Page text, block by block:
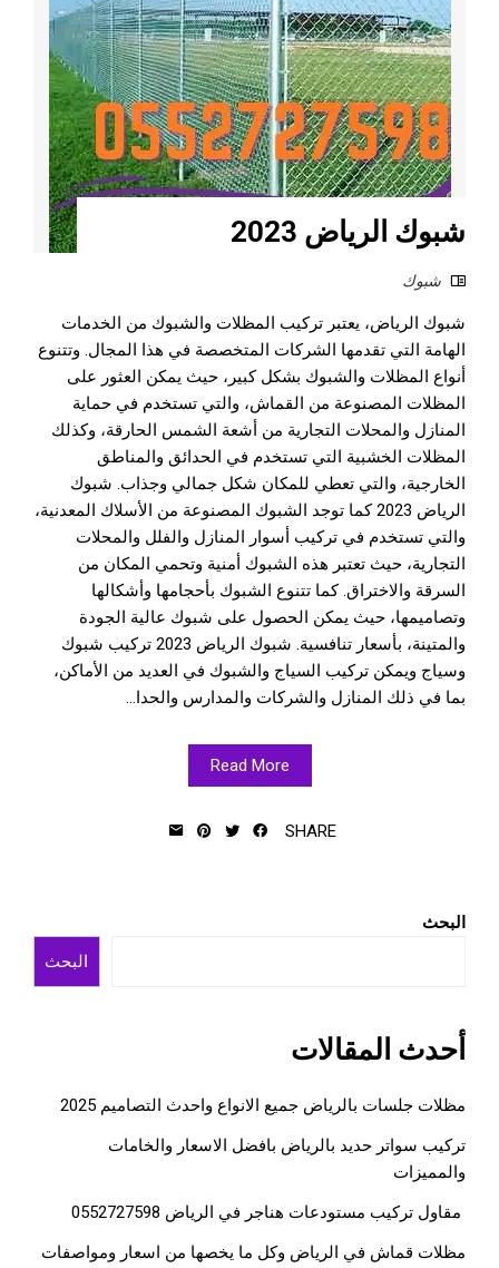
شبوك الرياض 2023
شبوك
شبوك الرياض، يعتبر تركيب المظلات والشبوك من الخدمات
الهامة التي تقدمها الشركات المتخصصة في هذا المجال. وتتنوع
أنواع المظلات والشبوك بشكل كبير، حيث يمكن العثور على
المظلات المصنوعة من القماش، والتي تستخدم في حماية
المنازل والمحلات التجارية من أشعة الشمس الحارقة، وكذلك
المظلات الخشبية التي تستخدم في الحدائق والمناطق
الخارجية، والتي تعطي للمكان شكل جمالي وجذاب. شبوك
الرياض 2023 كما توجد الشبوك المصنوعة من الأسلاك المعدنية،
والتي تستخدم في تركيب أسوار المنازل والفلل والمحلات
التجارية، حيث تعتبر هذه الشبوك أمنية وتحمي المكان من
السرقة والاختراق. كما تتنوع الشبوك بأحجامها وأشكالها
وتصاميمها، حيث يمكن الحصول على شبوك عالية الجودة
والمتينة، بأسعار تنافسية. شبوك الرياض 2023 تركيب شبوك
وسياج ويمكن تركيب السياج والشبوك في العديد من الأماكن،
بما في ذلك المنازل والشركات والمدارس والحدا...
Read More
SHARE
البحث
البحث
أحدث المقالات
مظلات جلسات بالرياض جميع الانواع واحدث التصاميم 2025
تركيب سواتر حديد بالرياض بافضل الاسعار والخامات
والمميزات
مقاول تركيب مستودعات هناجر في الرياض 0552727598
مظلات قماش في الرياض وكل ما يخصها من اسعار ومواصفات